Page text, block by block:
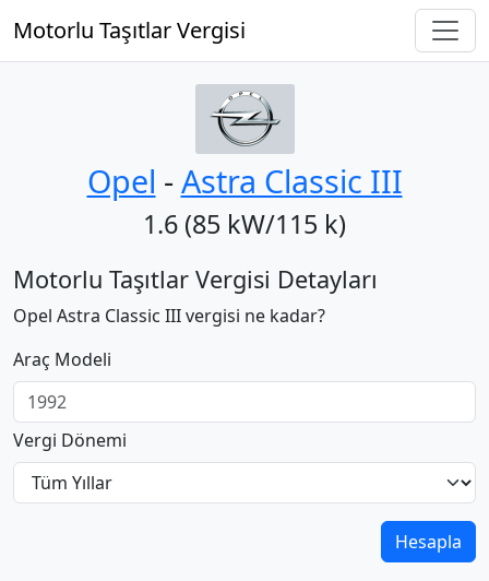
Motorlu Taşıtlar Vergisi
Opel ‐ Astra Classic III
1.6 (85 kW/115 k)
Motorlu Taşıtlar Vergisi Detayları
Opel Astra Classic III vergisi ne kadar?
Araç Modeli
Vergi Dönemi
Hesapla